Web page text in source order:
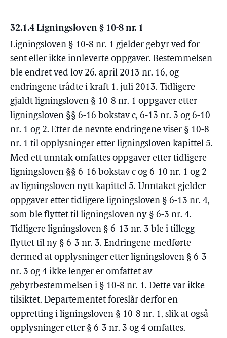
32.1.4 Ligningsloven § 10-8 nr. 1
Ligningsloven § 10-8 nr. 1 gjelder gebyr ved for
sent eller ikke innleverte oppgaver. Bestemmelsen
ble endret ved lov 26. april 2013 nr. 16, og
endringene trådte i kraft 1. juli 2013. Tidligere
gjaldt ligningsloven § 10-8 nr. 1 oppgaver etter
ligningsloven §§ 6-16 bokstav c, 6-13 nr. 3 og 6-10
nr. 1 og 2. Etter de nevnte endringene viser § 10-8
nr. 1 til opplysninger etter ligningsloven kapittel 5.
Med ett unntak omfattes oppgaver etter tidligere
ligningsloven §§ 6-16 bokstav c og 6-10 nr. 1 og 2
av ligningsloven nytt kapittel 5. Unntaket gjelder
oppgaver etter tidligere ligningsloven § 6-13 nr. 4,
som ble flyttet til ligningsloven ny § 6-3 nr. 4.
Tidligere ligningsloven § 6-13 nr. 3 ble i tillegg
flyttet til ny § 6-3 nr. 3. Endringene medførte
dermed at opplysninger etter ligningsloven § 6-3
nr. 3 og 4 ikke lenger er omfattet av
gebyrbestemmelsen i § 10-8 nr. 1. Dette var ikke
tilsiktet. Departementet foreslår derfor en
oppretting i ligningsloven § 10-8 nr. 1, slik at også
opplysninger etter § 6-3 nr. 3 og 4 omfattes.